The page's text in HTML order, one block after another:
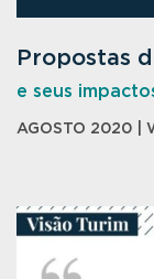
Propostas
e seus
AGOSTO 2020 |